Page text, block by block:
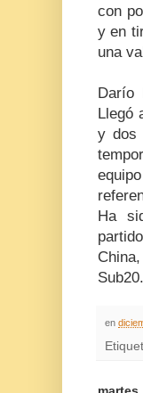
con
y en
una
Darío
Llegó
y dos
Ha
Sub20.
en